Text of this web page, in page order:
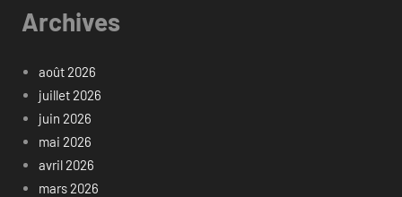
Archives
août 2026
juillet 2026
juin 2026
mai 2026
avril 2026
mars 2026